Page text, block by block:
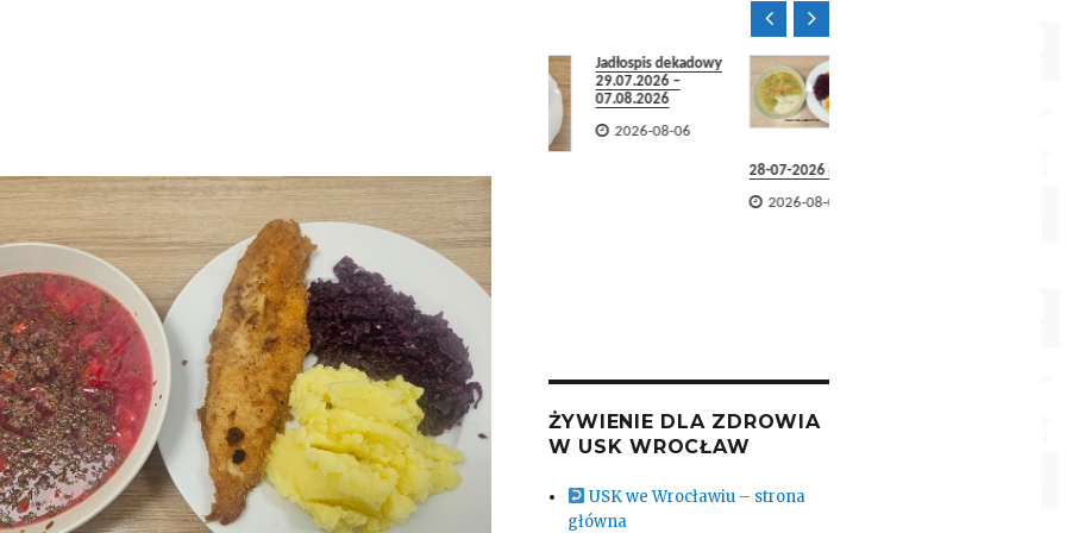

obiad
06
30-07-2026
śniadanie
 2026-08-06
29-07-2026 obiad
2026-08-06
29-07-2026
2026-08-06
Jadłospis dekadowy
29.07.2026 –
07.08.2026

2026-08-06
28-07-2026 obiad
2026-08-06

ŻYWIENIE DLA ZDROWIA
W USK WROCŁAW
USK we Wrocławiu – strona
główna